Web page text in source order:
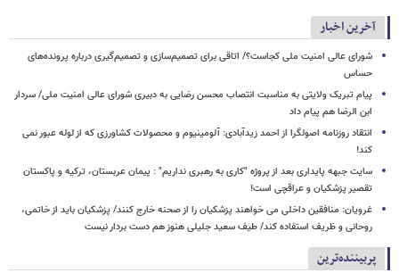
آخرین اخبار
شورای عالی امنیت ملی کجاست؟/ اتاقی برای تصمیم‌سازی و تصمیم‌گیری درباره پرونده‌های
حساس
پیام تبریک ولایتی به مناسبت انتصاب محسن رضایی به دبیری شورای عالی امنیت ملی/ سردار
ابن الرضا هم پیام داد
انتقاد روزنامه اصولگرا از احمد زیدآبادی: آلومینیوم و محصولات کشاورزی که از لوله عبور نمی
کند!
سایت جبهه پایداری بعد از پروژه "کاری به رهبری نداریم" : پیمان عربستان، ترکیه و پاکستان
تقصیر پزشکیان و عراقچی است!
غرویان: منافقین داخلی می خواهند پزشکیان را از صحنه خارج کنند/ پزشکیان باید از خاتمی،
روحانی و ظریف استفاده کند/ طیف سعید جلیلی هنوز هم دست بردار نیست
پربیننده‌ترین